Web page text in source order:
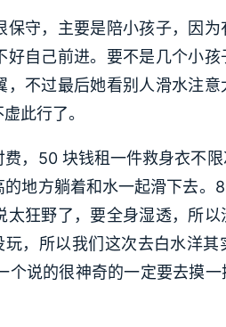
保守，主要是陪小孩子，因
自己前进。要不是几个小
，不过最后她看别人滑水注
此行了。
，50 块钱租一件救身衣不
地方躺着和水一起滑下去。
狂野了，要全身湿透，所
，所以我们这次去白水洋其
说的很神奇的一定要去摸一